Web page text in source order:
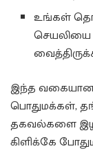
உங்கள்
செயலியை
இந்த வகையான
பொதுமக்கள்,
தகவல்களை
கிளிக்கே